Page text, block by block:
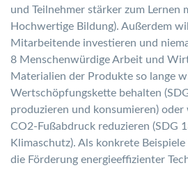
und Teilnehmer stärker zum Lernen
Hochwertige Bildung). Außerdem
Mitarbeitende investieren und
8 Menschenwürdige Arbeit und
Materialien der Produkte so lange
Wertschöpfungskette behalten
produzieren und konsumieren)
CO2-Fußabdruck reduzieren (SDG
Klimaschutz). Als konkrete
die Förderung energieeffizienter